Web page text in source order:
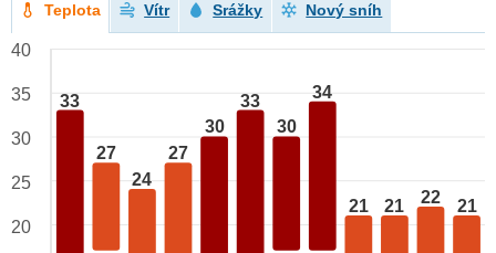
Teplota Vítr Srážky Nový sníh
33
27
24
27
30
33
30
34
21 21 22 21
40
35
30
25
20